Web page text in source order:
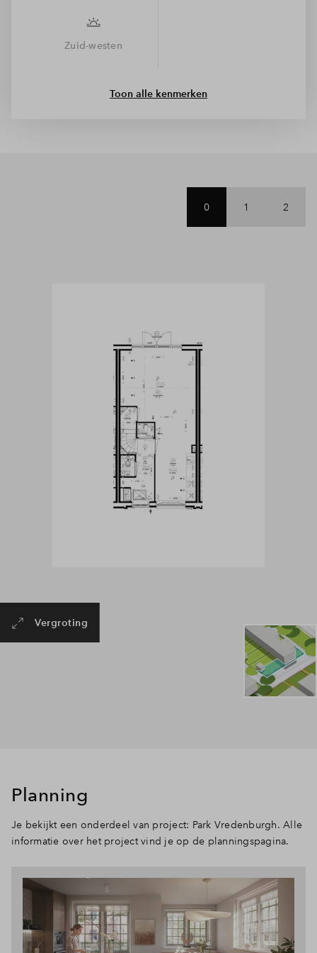
Zuid-westen
Toon alle kenmerken
0 1 2
Vergroting
Planning
Je bekijkt een onderdeel van project: Park Vredenburgh. Alle
informatie over het project vind je op de planningspagina.